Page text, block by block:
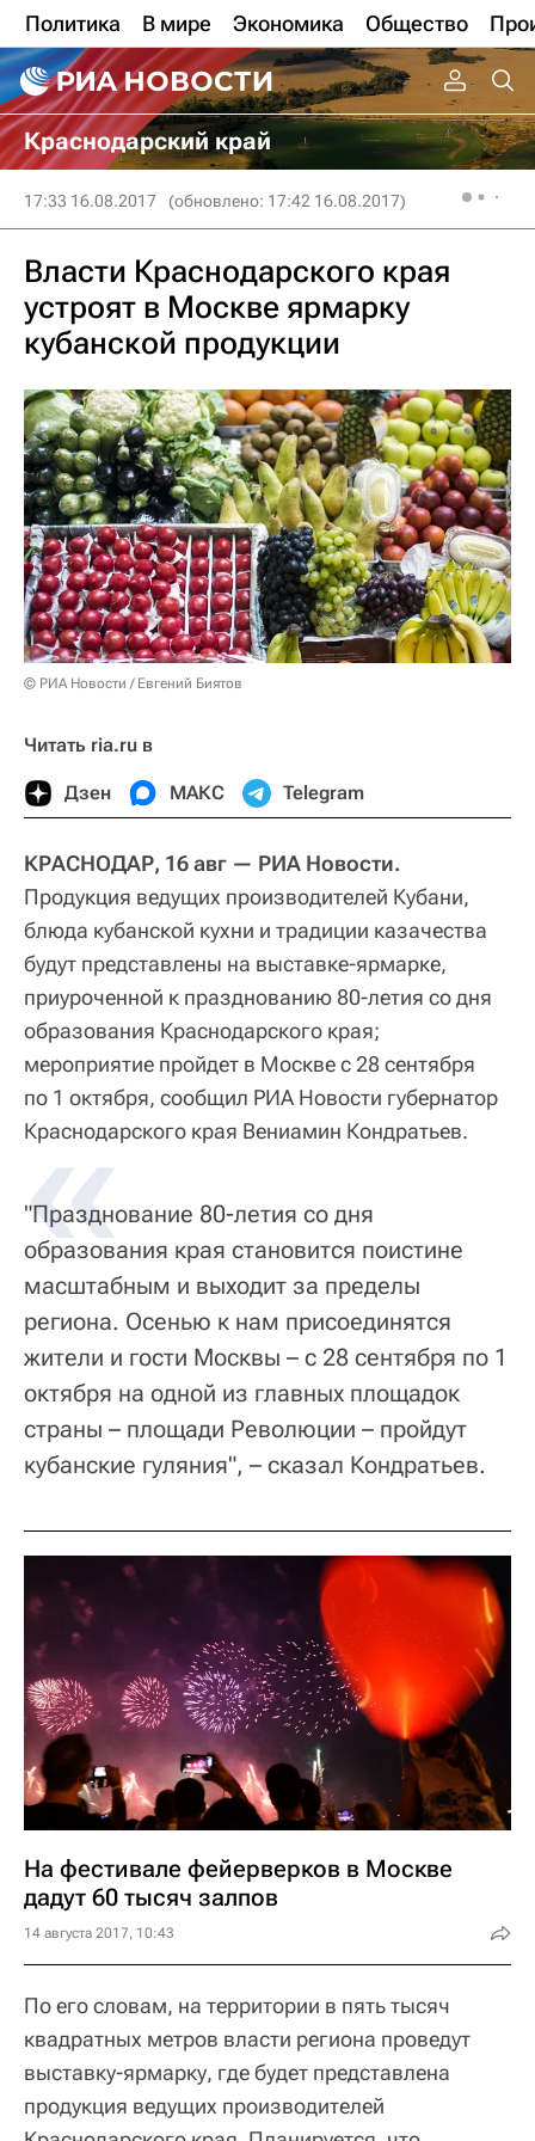
Политика В мире Экономика Общество
Краснодарский край
17:33 16.08.2017 (обновлено: 17:42 16.08.2017)
Власти Краснодарского края
устроят в Москве ярмарку
кубанской продукции
© РИА Новости / Евгений Биятов
Читать ria.ru в
Дзен МАКС Telegram
КРАСНОДАР, 16 авг — РИА Новости.
Продукция ведущих производителей Кубани,
блюда кубанской кухни и традиции казачества
будут представлены на выставке-ярмарке,
приуроченной к празднованию 80-летия со дня
образования Краснодарского края;
мероприятие пройдет в Москве с 28 сентября
по 1 октября, сообщил РИА Новости губернатор
Краснодарского края Вениамин Кондратьев.
"Празднование 80-летия со дня
образования края становится поистине
масштабным и выходит за пределы
региона. Осенью к нам присоединятся
жители и гости Москвы – с 28 сентября по 1
октября на одной из главных площадок
страны – площади Революции – пройдут
кубанские гуляния", – сказал Кондратьев.
На фестивале фейерверков в Москве
дадут 60 тысяч залпов
14 августа 2017, 10:43
По его словам, на территории в пять тысяч
квадратных метров власти региона проведут
выставку-ярмарку, где будет представлена
продукция ведущих производителей